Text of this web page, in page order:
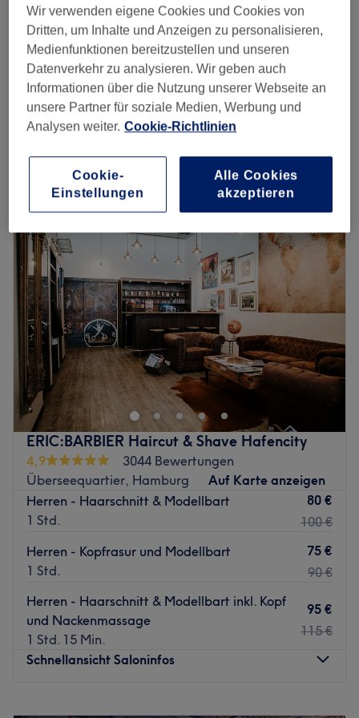
All In - Haare / Bart / Gesicht
1 Std.
113 €
Kinderhaarschnitt
20 Min.
32 €
All In - Haare und Bart
40 Min.
Schnellansicht Saloninfos
Montag 09:00–20:00
Dienstag
09:00–20:00
Mittwoch
09:00–20:00
Donnerstag
09:00
20:00
Freitag
09:00
20:00
Samstag
09:00
19:00
Sonntag
Geschlossen
Zurück zur Salonansicht
ERIC:BARBIER Haircut & Shave Hafencity
4,9
3044 Bewertungen
Überseequartier, Hamburg
Auf Karte anzeigen
Herren - Haarschnitt & Modellbart
1 Std.
80 €
100 €
Herren - Kopfrasur und Modellbart
1 Std.
75 €
90 €
Herren - Haarschnitt & Modellbart inkl. Kopf
und Nackenmassage
1 Std. 15 Min.
95 €
115 €
Schnellansicht Saloninfos
Wir verwenden eigene Cookies und Cookies von
Dritten, um Inhalte und Anzeigen zu personalisieren,
Medienfunktionen bereitzustellen und unseren
Datenverkehr zu analysieren. Wir geben auch
Informationen über die Nutzung unserer Webseite an
unsere Partner für soziale Medien, Werbung und
Analysen weiter. Cookie-Richtlinien
Cookie-
Einstellungen
Alle Cookies
akzeptieren